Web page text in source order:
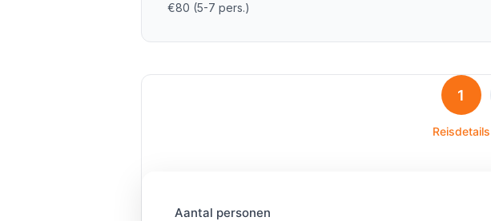
€80 (5-7 pers.)
1
Reisdetails
Aantal personen